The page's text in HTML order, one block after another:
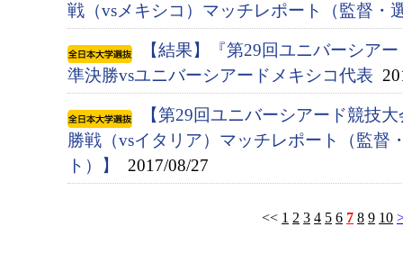
戦（vsメキシコ）マッチレポート（監督・
【結果】『第29回ユニバーシア
準決勝vsユニバーシアードメキシコ代表
【第29回ユニバーシアード競技
勝戦（vsイタリア）マッチレポート（監督
ト）】
2017/08/27
<< 1 2 3 4 5 6 7 8 9 10